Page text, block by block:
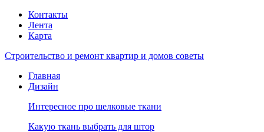
Контакты
Лента
Карта
Строительство и ремонт квартир и домов советы
Главная
Дизайн
Интересное про шелковые ткани
Какую ткань выбрать для штор